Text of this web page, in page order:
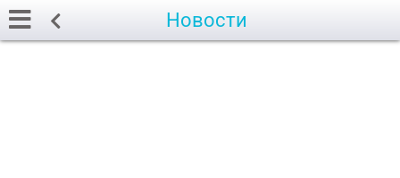
Новости